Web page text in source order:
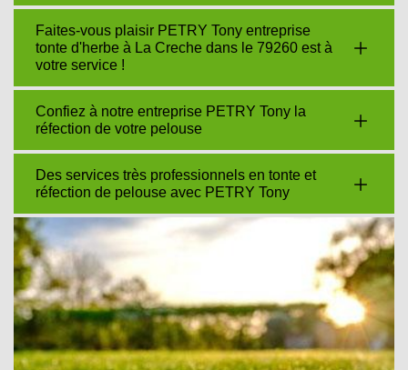
Faites-vous plaisir PETRY Tony entreprise
tonte d'herbe à La Creche dans le 79260 est à
votre service !
Confiez à notre entreprise PETRY Tony la
réfection de votre pelouse
Des services très professionnels en tonte et
réfection de pelouse avec PETRY Tony